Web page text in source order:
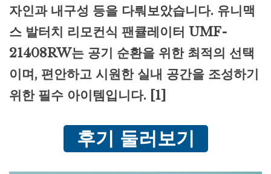
자인과 내구성 등을 다뤄보았습니다. 유니맥
스 발터치 리모컨식 팬큘레이터 UMF-
21408RW는 공기 순환을 위한 최적의 선택
이며, 편안하고 시원한 실내 공간을 조성하기
위한 필수 아이템입니다. [1]
후기 둘러보기